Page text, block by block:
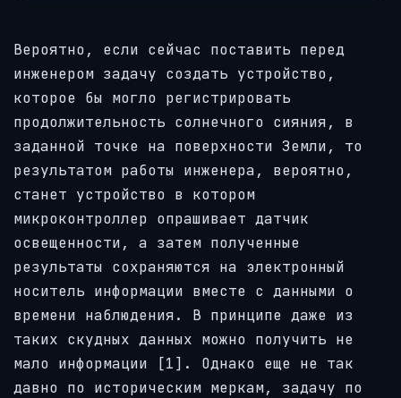
Вероятно, если сейчас поставить перед
инженером задачу создать устройство,
которое бы могло регистрировать
продолжительность солнечного сияния, в
заданной точке на поверхности Земли, то
результатом работы инженера, вероятно,
станет устройство в котором
микроконтроллер опрашивает датчик
освещенности, а затем полученные
результаты сохраняются на электронный
носитель информации вместе с данными о
времени наблюдения. В принципе даже из
таких скудных данных можно получить не
мало информации [1]. Однако еще не так
давно по историческим меркам, задачу по